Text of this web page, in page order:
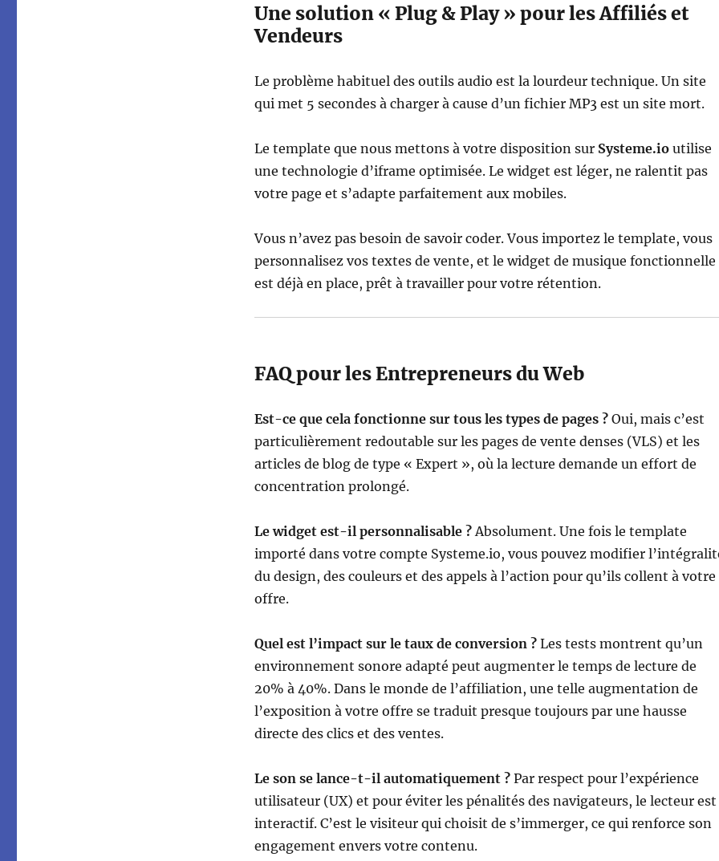
Une solution « Plug & Play » pour les Affiliés et
Vendeurs
Le problème habituel des outils audio est la lourdeur technique. Un site
qui met 5 secondes à charger à cause d’un fichier MP3 est un site mort.
Le template que nous mettons à votre disposition sur Systeme.ioutilise
une technologie d’iframe optimisée. Le widget est léger, ne ralentit pas
votre page et s’adapte parfaitement aux mobiles.
Vous n’avez pas besoin de savoir coder. Vous importez le template, vous
personnalisez vos textes de vente, et le widget de musique fonctionnelle
est déjà en place, prêt à travailler pour votre rétention.
FAQ pour les Entrepreneurs du Web
Est-ce que cela fonctionne sur tous les types de pages ?Oui, mais c’est
particulièrement redoutable sur les pages de vente denses (VLS) et les
articles de blog de type « Expert », où la lecture demande un effort de
concentration prolongé.
Le widget est-il personnalisable ?Absolument. Une fois le template
importé dans votre compte Systeme.io, vous pouvez modifier
du design, des couleurs et des appels à l’action pour qu’ils collent à votre
offre.
Quel est l’impact sur le taux de conversion ?Les tests montrent qu’un
environnement sonore adapté peut augmenter le temps de lecture de
20% à 40%. Dans le monde de l’affiliation, une telle augmentation de
l’exposition à votre offre se traduit presque toujours par une hausse
directe des clics et des ventes.
Le son se lance-t-il automatiquement ?Par respect pour l’expérience
utilisateur (UX) et pour éviter les pénalités des navigateurs, le lecteur est
interactif. C’est le visiteur qui choisit de s’immerger, ce qui renforce son
engagement envers votre contenu.